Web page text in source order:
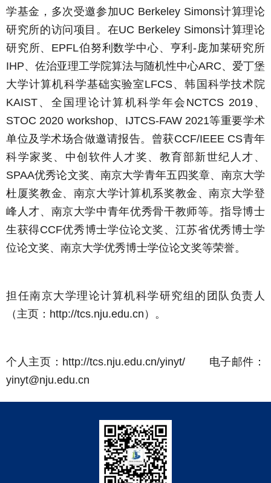
学基金，多次受邀参加UC Berkeley Simons计算理论
研究所的访问项目。在UC Berkeley Simons计算理论
研究所、EPFL伯努利数学中心、亨利-庞加莱研究所
IHP、佐治亚理工学院算法与随机性中心ARC、爱丁堡
大学计算机科学基础实验室LFCS、韩国科学技术院
KAIST、全国理论计算机科学年会NCTCS 2019、
STOC 2020 workshop、IJTCS-FAW 2021等重要学术
单位及学术场合做邀请报告。曾获CCF/IEEE CS青年
科学家奖、中创软件人才奖、教育部新世纪人才、
SPAA优秀论文奖、南京大学青年五四奖章、南京大学
杜厦奖教金、南京大学计算机系奖教金、南京大学登
峰人才、南京大学中青年优秀骨干教师等。指导博士
生获得CCF优秀博士学位论文奖、江苏省优秀博士学
位论文奖、南京大学优秀博士学位论文奖等荣誉。
担任南京大学理论计算机科学研究组的团队负责人
（主页： http://tcs.nju.edu.cn ）。
个人主页： http://tcs.nju.edu.cn/yinyt/ 电子邮件：
yinyt@nju.edu.cn